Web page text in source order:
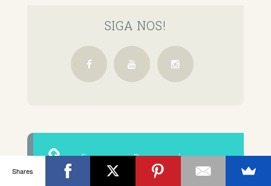
SIGA NOS!
Cursos que Recomendo
Shares